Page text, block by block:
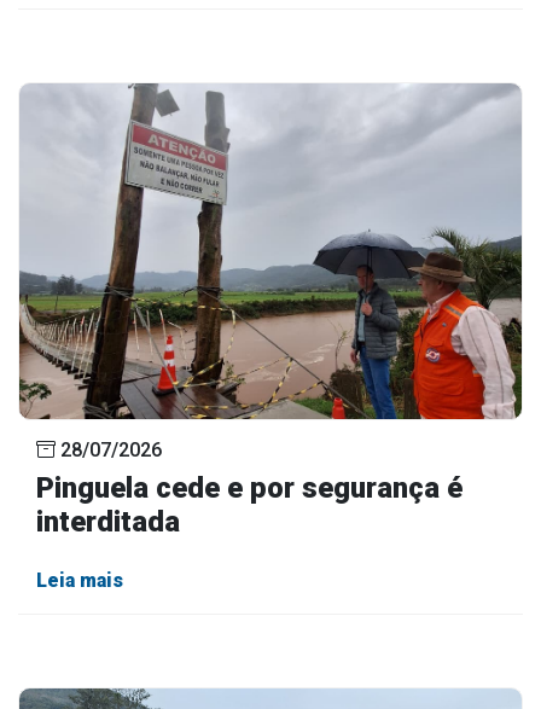
28/07/2026
Pinguela cede e por segurança é
interditada
Leia mais